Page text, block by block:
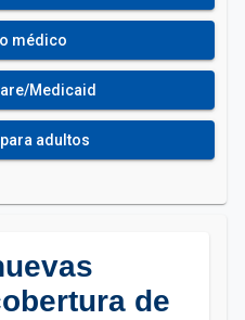
médico
Medicaid
adultos
de